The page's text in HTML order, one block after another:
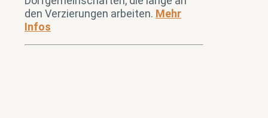
den Verzierungen arbeiten. Mehr
Infos